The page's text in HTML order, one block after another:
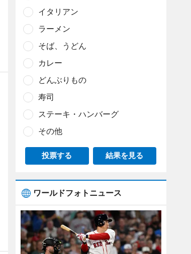
イタリアン
ラーメン
そば、うどん
カレー
どんぶりもの
寿司
ステーキ・ハンバーグ
その他
投票する 結果を見る
ワールドフォトニュース